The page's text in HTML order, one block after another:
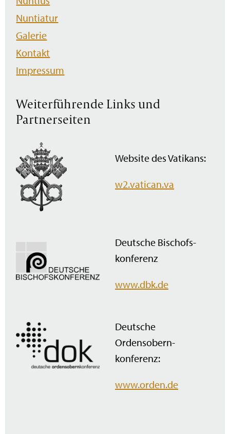
Nuntiatur
Galerie
Kontakt
Impressum
Weiterführende Links und
Partnerseiten
Website des Vatikans:
w2.vatican.va
Deutsche Bischofs­
konferenz
www.dbk.de
Deutsche
Ordensobern­
konferenz:
www.orden.de